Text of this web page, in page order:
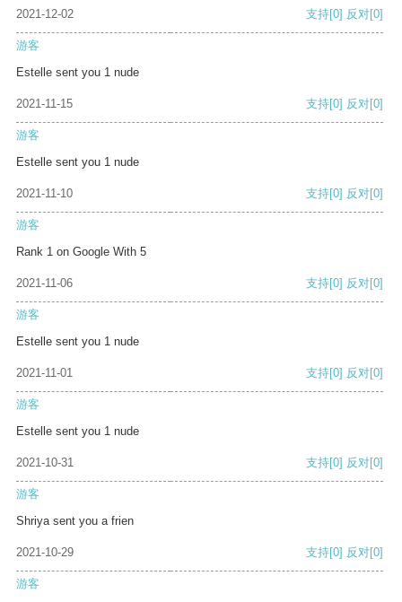
2021-12-02 支持[0] 反对[0]
游客
Estelle sent you 1 nude
2021-11-15 支持[0] 反对[0]
游客
Estelle sent you 1 nude
2021-11-10 支持[0] 反对[0]
游客
Rank 1 on Google With 5
2021-11-06 支持[0] 反对[0]
游客
Estelle sent you 1 nude
2021-11-01 支持[0] 反对[0]
游客
Estelle sent you 1 nude
2021-10-31 支持[0] 反对[0]
游客
Shriya sent you a frien
2021-10-29 支持[0] 反对[0]
游客